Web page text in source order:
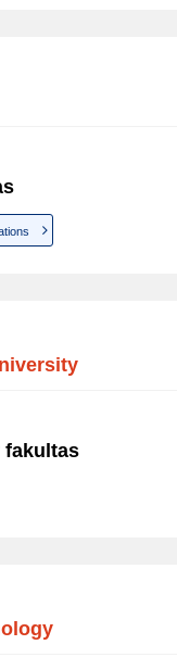
fakultas